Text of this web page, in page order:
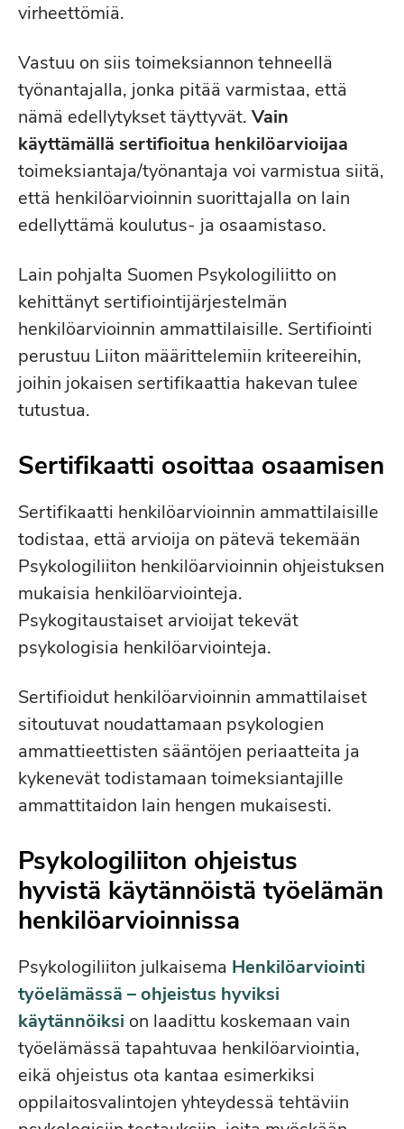
virheettömiä.
Vastuu on siis toimeksiannon tehneellä
työnantajalla, jonka pitää varmistaa, että
nämä edellytykset täyttyvät. Vain
käyttämällä sertifioitua henkilöarvioijaa
toimeksiantaja/työnantaja voi varmistua siitä,
että henkilöarvioinnin suorittajalla on lain
edellyttämä koulutus- ja osaamistaso.
Lain pohjalta Suomen Psykologiliitto on
kehittänyt sertifiointijärjestelmän
henkilöarvioinnin ammattilaisille. Sertifiointi
perustuu Liiton määrittelemiin kriteereihin,
joihin jokaisen sertifikaattia hakevan tulee
tutustua.
Sertifikaatti osoittaa osaamisen
Sertifikaatti henkilöarvioinnin ammattilaisille
todistaa, että arvioija on pätevä tekemään
Psykologiliiton henkilöarvioinnin ohjeistuksen
mukaisia henkilöarviointeja.
Psykogitaustaiset arvioijat tekevät
psykologisia henkilöarviointeja.
Sertifioidut henkilöarvioinnin ammattilaiset
sitoutuvat noudattamaan psykologien
ammattieettisten sääntöjen periaatteita ja
kykenevät todistamaan toimeksiantajille
ammattitaidon lain hengen mukaisesti.
Psykologiliiton ohjeistus
hyvistä käytännöistä työelämän
henkilöarvioinnissa
Psykologiliiton julkaisema Henkilöarviointi
työelämässä – ohjeistus hyviksi
käytännöiksi on laadittu koskemaan vain
työelämässä tapahtuvaa henkilöarviointia,
eikä ohjeistus ota kantaa esimerkiksi
oppilaitosvalintojen yhteydessä tehtäviin